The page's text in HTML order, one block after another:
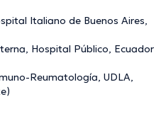
Italiano de Buenos Aires,
Hospital Público, Ecuador
Reumatología, UDLA,